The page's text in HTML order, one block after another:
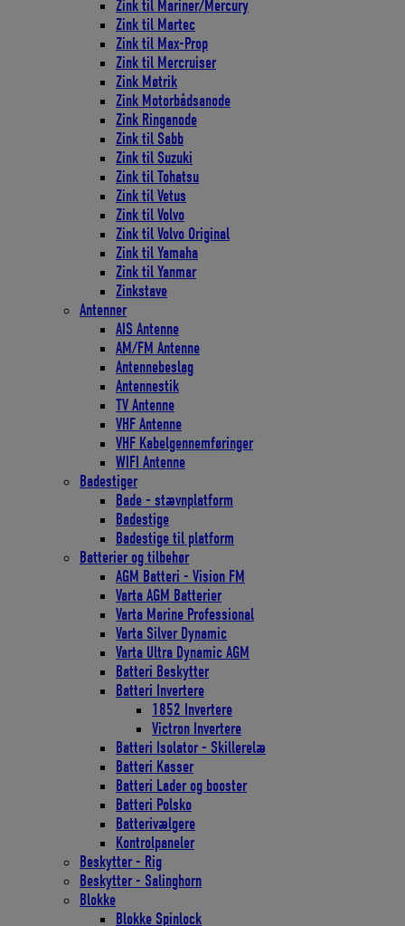
Zink til Mariner/Mercury
Zink til Martec
Zink til Max-Prop
Zink til Mercruiser
Zink Møtrik
Zink Motorbådsanode
Zink Ringanode
Zink til Sabb
Zink til Suzuki
Zink til Tohatsu
Zink til Vetus
Zink til Volvo
Zink til Volvo Original
Zink til Yamaha
Zink til Yanmar
Zinkstave
Antenner
AIS Antenne
AM/FM Antenne
Antennebeslag
Antennestik
TV Antenne
VHF Antenne
VHF Kabelgennemføringer
WIFI Antenne
Badestiger
Bade - stævnplatform
Badestige
Badestige til platform
Batterier og tilbehør
AGM Batteri - Vision FM
Varta AGM Batterier
Varta Marine Professional
Varta Silver Dynamic
Varta Ultra Dynamic AGM
Batteri Beskytter
Batteri Invertere
1852 Invertere
Victron Invertere
Batteri Isolator - Skillerelæ
Batteri Kasser
Batteri Lader og booster
Batteri Polsko
Batterivælgere
Kontrolpaneler
Beskytter - Rig
Beskytter - Salinghorn
Blokke
Blokke Spinlock